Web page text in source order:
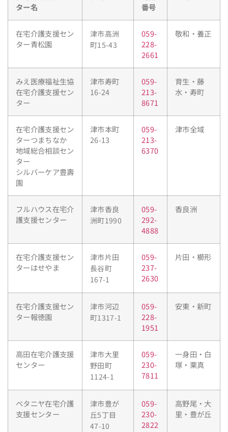
ター名
番号
在宅介護支援セン
ター青松園
津市高洲
町15-43
059-
228-
2661
敬和・養正
みえ医療福祉生協
在宅介護支援セン
ター
津市寿町
16-24
059-
213-
8671
育生・藤
水・寿町
在宅介護支援セン
ターつまちなか
地域総合相談セン
ター
シルバーケア豊壽
園
津市本町
26-13
059-
213-
6370
津市全域
フルハウス在宅介
護支援センター
津市香良
洲町1990
059-
292-
4888
香良洲
在宅介護支援セン
ターはせやま
津市片田
長谷町
167-1
059-
237-
2630
片田・櫛形
在宅介護支援セン
ター報徳園
津市河辺
町1317-1
059-
228-
1951
安東・新町
高田在宅介護支援
センター
津市大里
野田町
1124-1
059-
230-
7811
一身田・白
塚・栗真
ベタニヤ在宅介護
支援センター
津市豊が
丘5丁目
47-10
059-
230-
2822
高野尾・大
里・豊が丘